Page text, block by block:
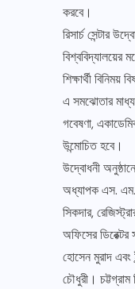
করবে।
রিসার্চ সেন্টার
বিশ্ববিদ্যালয়ের
শিক্ষার্থী
এ সমঝোতার
গবেষণা,
উন্মোচিত হবে।
উদ্বোধনী
অধ্যাপক এস. এম.
সিকদার,
অফিসের ডিরেক্টর
হোসেন মুরাদ এবং
চৌধুরী।